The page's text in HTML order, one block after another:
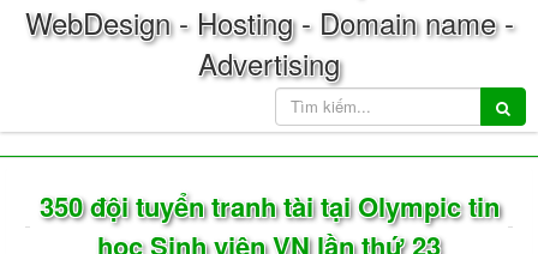
WebDesign - Hosting - Domain name -
Advertising
350 đội tuyển tranh tài tại Olympic tin
học Sinh viên VN lần thứ 23